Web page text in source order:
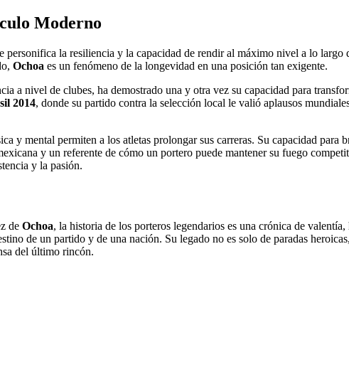
Moderno
personifica la resiliencia y la capacidad de rendir al máximo nivel a lo largo
Ochoa es un fenómeno de la longevidad en una posición tan exigente.
a nivel de clubes, ha demostrado una y otra vez su capacidad para
2014, donde su partido contra la selección local le valió aplausos
y mental permiten a los atletas prolongar sus carreras. Su capacidad
y un referente de cómo un portero puede mantener su fuego
y la pasión.
de Ochoa, la historia de los porteros legendarios es una crónica de
de un partido y de una nación. Su legado no es solo de paradas
del último rincón.